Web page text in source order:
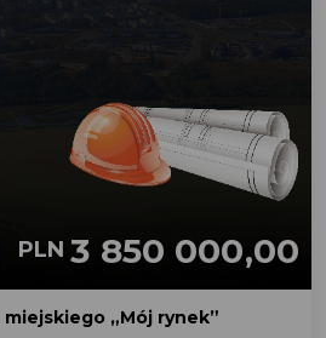
PLN 3 850 000,00
„Mój rynek”